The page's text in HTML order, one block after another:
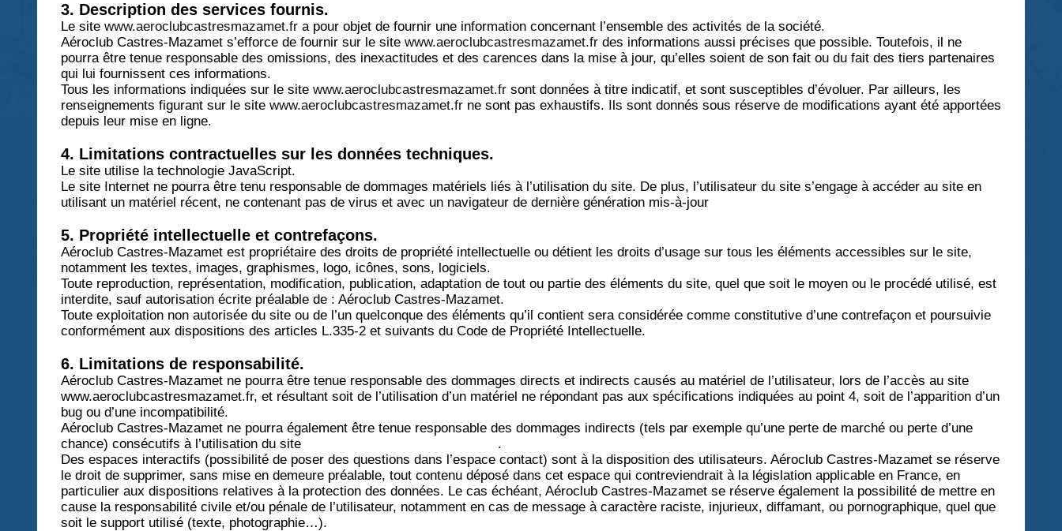
3. Description des services fournis.
Le site www.aeroclubcastresmazamet.fr a pour objet de fournir une information concernant l’ensemble des activités de la société.
Aéroclub Castres-Mazamet s’efforce de fournir sur le site www.aeroclubcastresmazamet.fr des informations aussi précises que possible. Toutefois, il ne
pourra être tenue responsable des omissions, des inexactitudes et des carences dans la mise à jour, qu’elles soient de son fait ou du fait des tiers partenaires
qui lui fournissent ces informations.
Tous les informations indiquées sur le site www.aeroclubcastresmazamet.fr sont données à titre indicatif, et sont susceptibles d’évoluer. Par ailleurs, les
renseignements figurant sur le site www.aeroclubcastresmazamet.fr ne sont pas exhaustifs. Ils sont donnés sous réserve de modifications ayant été apportées
depuis leur mise en ligne.
4. Limitations contractuelles sur les données techniques.
Le site utilise la technologie JavaScript.
Le site Internet ne pourra être tenu responsable de dommages matériels liés à l’utilisation du site. De plus, l’utilisateur du site s’engage à accéder au site en
utilisant un matériel récent, ne contenant pas de virus et avec un navigateur de dernière génération mis-à-jour
5. Propriété intellectuelle et contrefaçons.
Aéroclub Castres-Mazamet est propriétaire des droits de propriété intellectuelle ou détient les droits d’usage sur tous les éléments accessibles sur le site,
notamment les textes, images, graphismes, logo, icônes, sons, logiciels.
Toute reproduction, représentation, modification, publication, adaptation de tout ou partie des éléments du site, quel que soit le moyen ou le procédé utilisé, est
interdite, sauf autorisation écrite préalable de : Aéroclub Castres-Mazamet.
Toute exploitation non autorisée du site ou de l’un quelconque des éléments qu’il contient sera considérée comme constitutive d’une contrefaçon et poursuivie
conformément aux dispositions des articles L.335-2 et suivants du Code de Propriété Intellectuelle.
6. Limitations de responsabilité.
Aéroclub Castres-Mazamet ne pourra être tenue responsable des dommages directs et indirects causés au matériel de l’utilisateur, lors de l’accès au site
www.aeroclubcastresmazamet.fr, et résultant soit de l’utilisation d’un matériel ne répondant pas aux spécifications indiquées au point 4, soit de l’apparition d’un
bug ou d’une incompatibilité.
Aéroclub Castres-Mazamet ne pourra également être tenue responsable des dommages indirects (tels par exemple qu’une perte de marché ou perte d’une
chance) consécutifs à l’utilisation du site
.
Des espaces interactifs (possibilité de poser des questions dans l’espace contact) sont à la disposition des utilisateurs. Aéroclub Castres-Mazamet se réserve
le droit de supprimer, sans mise en demeure préalable, tout contenu déposé dans cet espace qui contreviendrait à la législation applicable en France, en
particulier aux dispositions relatives à la protection des données. Le cas échéant, Aéroclub Castres-Mazamet se réserve également la possibilité de mettre en
cause la responsabilité civile et/ou pénale de l’utilisateur, notamment en cas de message à caractère raciste, injurieux, diffamant, ou pornographique, quel que
soit le support utilisé (texte, photographie…).